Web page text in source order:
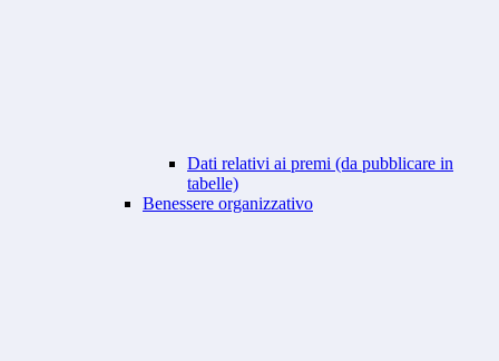
Dati relativi ai premi (da pubblicare in
tabelle)
Benessere organizzativo